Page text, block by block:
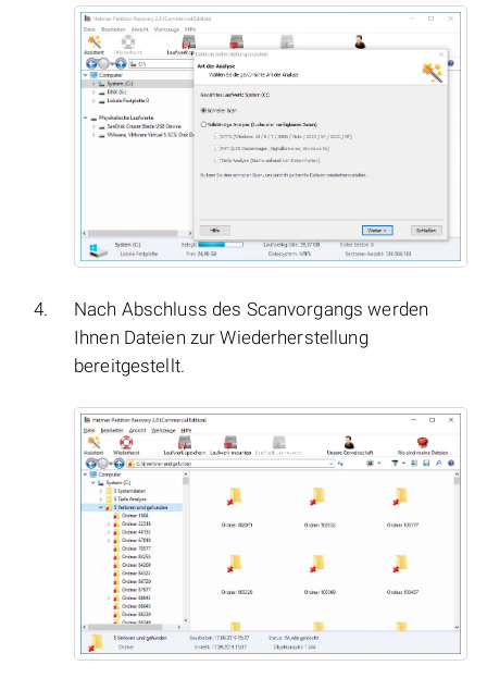
Nach Abschluss des Scanvorgangs werden
Ihnen Dateien zur Wiederherstellung
bereitgestellt.